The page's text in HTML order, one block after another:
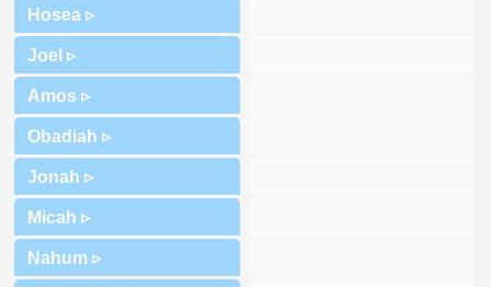
Hosea ▹
Joel ▹
Amos ▹
Obadiah ▹
Jonah ▹
Micah ▹
Nahum ▹